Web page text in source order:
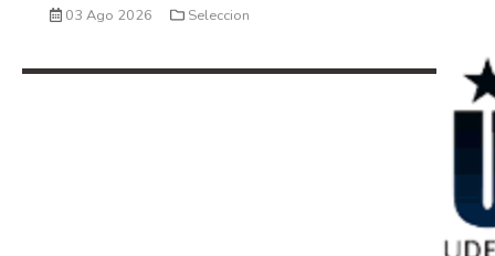
03 Ago 2026 Seleccion